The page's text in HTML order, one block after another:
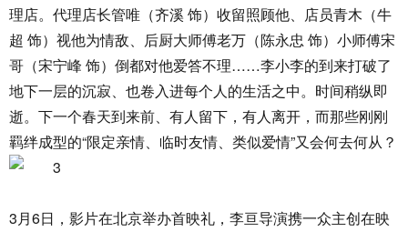
理店。代理店长管唯（齐溪 饰）收留照顾他、店员青木（牛
超 饰）视他为情敌、后厨大师傅老万（陈永忠 饰）小师傅宋
哥（宋宁峰 饰）倒都对他爱答不理……李小李的到来打破了
地下一层的沉寂、也卷入进每个人的生活之中。时间稍纵即
逝。下一个春天到来前、有人留下，有人离开，而那些刚刚
羁绊成型的“限定亲情、临时友情、类似爱情”又会何去何从？
3月6日，影片在北京举办首映礼，李亘导演携一众主创在映